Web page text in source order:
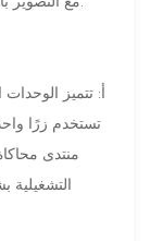
أ: تتميز الوحدات
تستخدم زرًا
منتدى